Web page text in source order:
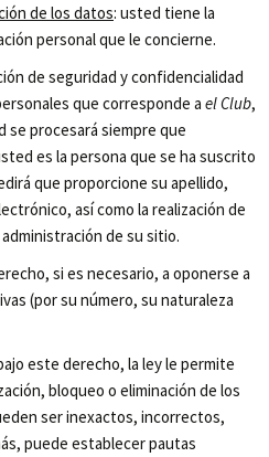
de los datos: usted tiene la
personal que le concierne.
de seguridad y confidencialidad
que corresponde a el Club,
se procesará siempre que
es la persona que se ha suscrito
que proporcione su apellido,
así como la realización de
de su sitio.
si es necesario, a oponerse a
(por su número, su naturaleza
este derecho, la ley le permite
bloqueo o eliminación de los
ser inexactos, incorrectos,
puede establecer pautas